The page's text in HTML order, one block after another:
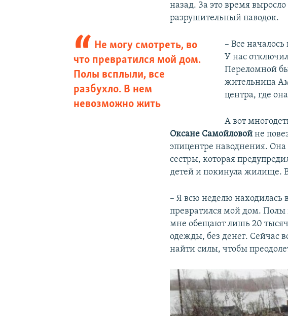
назад. За это время
разрушительный паводок.
Не могу смотреть, во
что превратился мой дом.
Полы всплыли, все
разбухло. В нем
невозможно жить
– Все
У нас
Переломной
жительница
центра, где
А вот
Оксане Самойловой не
эпицентре наводнения. Она
сестры, которая
детей и покинула жилище.
– Я всю неделю находилась
превратился мой дом.
мне обещают лишь 20
одежды, без денег. Сейчас
найти силы, чтобы